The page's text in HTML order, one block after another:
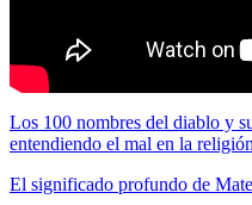
Los 100 nombres del diablo y
entendiendo el mal en la
El significado profundo de